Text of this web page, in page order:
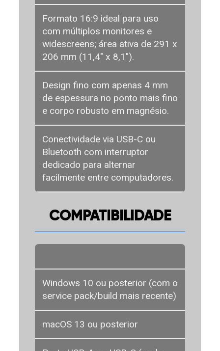
Formato 16:9 ideal para uso
com múltiplos monitores e
widescreens; área ativa de 291 x
206 mm (11,4" x 8,1").
Design fino com apenas 4 mm
de espessura no ponto mais fino
e corpo robusto em magnésio.
Conectividade via USB-C ou
Bluetooth com interruptor
dedicado para alternar
facilmente entre computadores.
COMPATIBILIDADE
Windows 10 ou posterior (com o
service pack/build mais recente)
macOS 13 ou posterior